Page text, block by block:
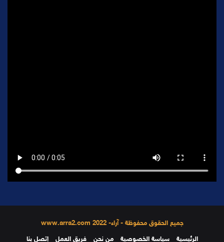
جميع الحقوق محفوظة - آراء- 2022 www.arra2.com
الرئيسية
سياسة الخصوصية من نحن فريق العمل إتصل بنا